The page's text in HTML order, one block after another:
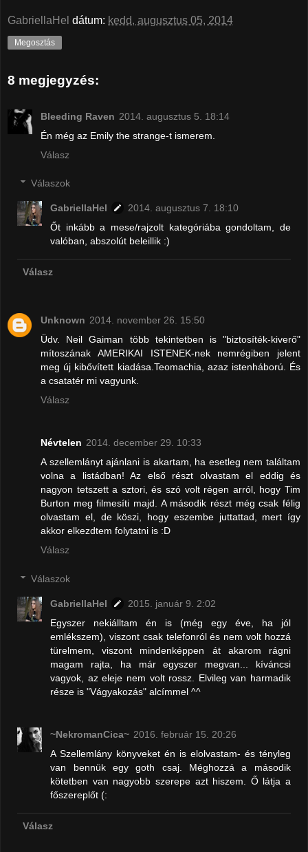
GabriellaHel dátum: kedd, augusztus 05, 2014
Megosztás
8 megjegyzés:
Bleeding Raven 2014. augusztus 5. 18:14
Én még az Emily the strange-t ismerem.
Válasz
Válaszok
GabriellaHel
2014. augusztus 7. 18:10
Őt inkább a mese/rajzolt kategóriába gondoltam, de
valóban, abszolút beleillik :)
Válasz
Unknown 2014. november 26. 15:50
Üdv. Neil Gaiman több tekintetben is "biztosíték-kiverő"
mítoszának AMERIKAI ISTENEK-nek nemrégiben jelent
meg új kibővített kiadása.Teomachia, azaz istenháború. És
a csatatér mi vagyunk.
Válasz
Névtelen 2014. december 29. 10:33
A szellemlányt ajánlani is akartam, ha esetleg nem találtam
volna a listádban! Az első részt olvastam el eddig és
nagyon tetszett a sztori, és szó volt régen arról, hogy Tim
Burton meg filmesíti majd. A második részt még csak félig
olvastam el, de köszi, hogy eszembe juttattad, mert így
akkor elkezdtem folytatni is :D
Válasz
Válaszok
GabriellaHel
2015. január 9. 2:02
Egyszer nekiálltam én is (még egy éve, ha jól
emlékszem), viszont csak telefonról és nem volt hozzá
türelmem, viszont mindenképpen át akarom rágni
magam rajta, ha már egyszer megvan... kíváncsi
vagyok, az eleje nem volt rossz. Elvileg van harmadik
része is "Vágyakozás" alcímmel ^^
~NekromanCica~ 2016. február 15. 20:26
A Szellemlány könyveket én is elolvastam- és tényleg
van bennük egy goth csaj. Méghozzá a második
kötetben van nagyobb szerepe azt hiszem. Ő látja a
főszereplőt (:
Válasz